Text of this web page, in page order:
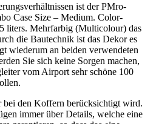
ist der PMro-
Case Size – Medium. Color-
liters. Mehrfarbig (Multicolour) das
die Bautechnik ist das Dekor es
wiederum an beiden verwendeten
Sie sich keine Sorgen machen,
vom Airport sehr schöne 100
bei den Koffern berücksichtigt wird.
immer über Details, welche eine